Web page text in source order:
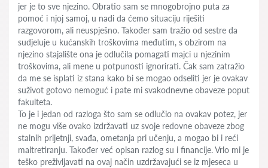
jer je to sve njezino. Obratio sam se mnogobrojno puta za
pomoć i njoj samoj, u nadi da ćemo situaciju riješiti
razgovorom, ali neuspješno. Također sam tražio od sestre da
sudjeluje u kućanskih troškovima međutim, s obzirom na
njezino stajalište ona je odlučila pomagati majci u njezinim
troškovima, ali mene u potpunosti ignorirati. Čak sam zatražio
da me se isplati iz stana kako bi se mogao odseliti jer je ovakav
suživot gotovo nemoguć i pate mi svakodnevne obaveze poput
fakulteta.
To je i jedan od razloga što sam se odlučio na ovakav potez, jer
ne mogu više ovako izdržavati uz svoje redovne obaveze zbog
stalnih prijetnji, svađa, ometanja pri učenju, a mogao bi i reći
maltretiranju. Također već opisan razlog su i financije. Vrlo mi je
teško preživljavati na ovaj način uzdržavajući se iz mjeseca u